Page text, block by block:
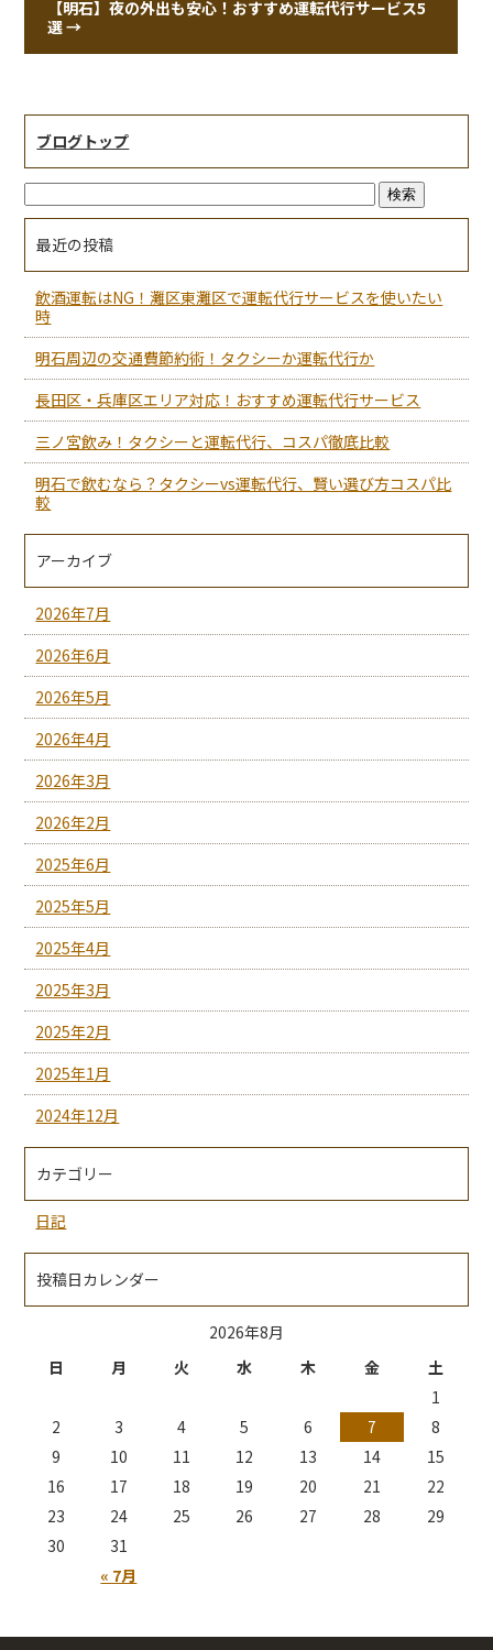
【明石】夜の外出も安心！おすすめ運転代行サービス5
選→
ブログトップ
最近の投稿
飲酒運転はNG！灘区東灘区で運転代行サービスを使いたい
時
明石周辺の交通費節約術！タクシーか運転代行か
長田区・兵庫区エリア対応！おすすめ運転代行サービス
三ノ宮飲み！タクシーと運転代行、コスパ徹底比較
明石で飲むなら？タクシーvs運転代行、賢い選び方コスパ比
較
アーカイブ
2026年7月
2026年6月
2026年5月
2026年4月
2026年3月
2026年2月
2025年6月
2025年5月
2025年4月
2025年3月
2025年2月
2025年1月
2024年12月
カテゴリー
日記
投稿日カレンダー
2026年8月
日
月 火 水 木 金 土
« 7月
1
2
3 4 5 6 7
8
9
10 11 12 13 14
15
16
17 18 19 20 21
22
23
24 25 26 27 28
29
30
31